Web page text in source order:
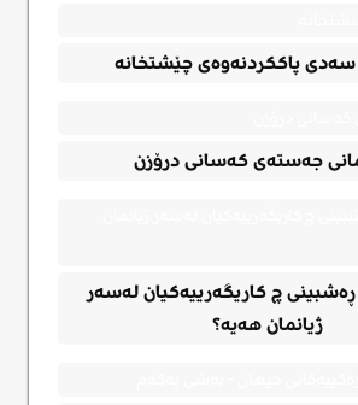
پاککردنەوەی چێشتخانە
چ کاریگەرییەکیان لەسەر
ژیانمان هەیە؟